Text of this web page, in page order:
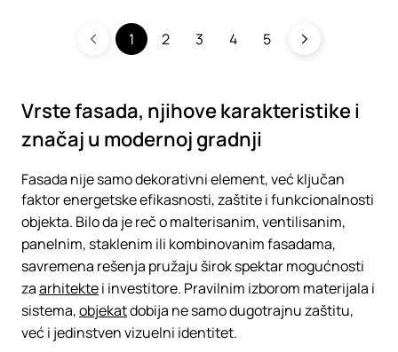
1 2 3 4 5
Vrste fasada, njihove karakteristike i
značaj u modernoj gradnji
Fasada nije samo dekorativni element, već ključan
faktor energetske efikasnosti, zaštite i funkcionalnosti
objekta. Bilo da je reč o malterisanim, ventilisanim,
panelnim, staklenim ili kombinovanim fasadama,
savremena rešenja pružaju širok spektar mogućnosti
zaarhitektei investitore. Pravilnim izborom materijala i
sistema,objekatdobija ne samo dugotrajnu zaštitu,
već i jedinstven vizuelni identitet.